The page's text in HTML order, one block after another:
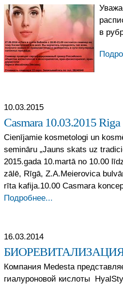
в
10.03.2015
Casmara 10.03.2015 Riga
Cienījamie kosmetologi un
semināru „Jauns skats uz
2015.gada 10.martā no 10.00
zālē, Rīgā, Z.A.Meierovica
rīta kafija.10.00 Сasmara
Подробнее...
16.03.2014
БИОРЕВИТАЛИЗАЦИЯ-
Компания Меdesta
гиалуроновой кислоты